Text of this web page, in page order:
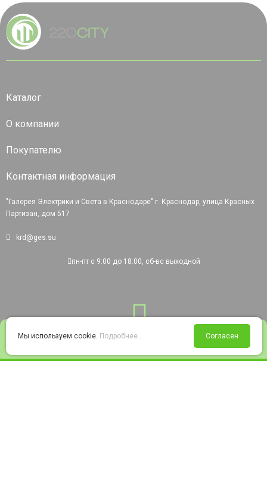
Войти Избранное Корзина
Каталог
О компании
Покупателю
Контактная информация
"Галерея Электрики и Света в Краснодаре" г. Краснодар, улица Красных
Партизан, дом 517
krd@ges.su
пн-пт с 9:00 до 18:00, сб-вс выходной
Мы используем cookie. Подробнее... Согласен